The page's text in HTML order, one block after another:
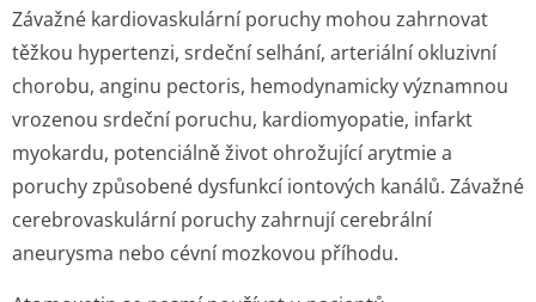
Závažné kardiovaskulární poruchy mohou zahrnovat
těžkou hypertenzi, srdeční selhání, arteriální okluzivní
chorobu, anginu pectoris, hemodynamicky významnou
vrozenou srdeční poruchu, kardiomyopatie, infarkt
myokardu, potenciálně život ohrožující arytmie a
poruchy způsobené dysfunkcí iontových kanálů. Závažné
cerebrovaskulární poruchy zahrnují cerebrální
aneurysma nebo cévní mozkovou příhodu.